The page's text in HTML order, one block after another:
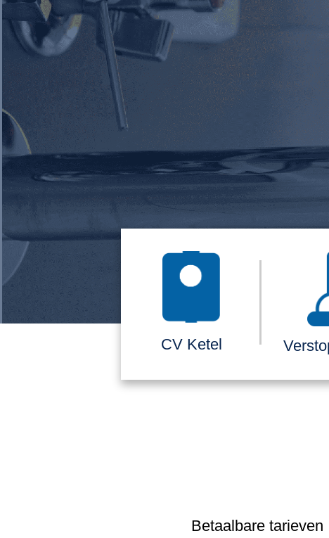
CV Ketel
Betaalbare tarieven